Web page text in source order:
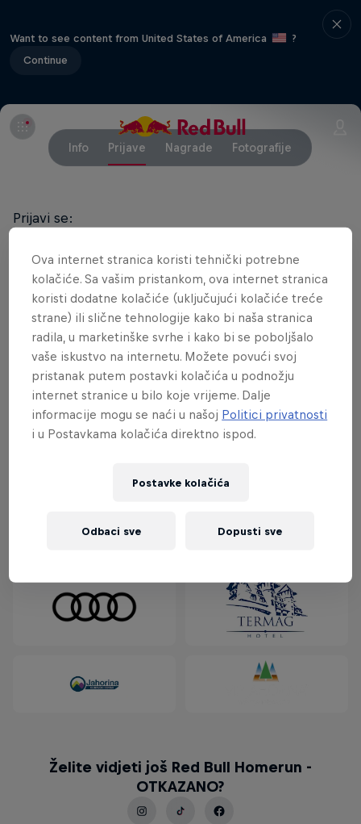
Want to see content from United States of America
?
Continue
Info Prijave Nagrade Fotografije
Prijavi se:
odmah, na mailhomerun@jahorina.orgili 066
000 220 (062 344 782)
na dan trke od 11 do 14 sati u Red Bull šatoru
ispred Hotela Termag na Jahorini
Potrebni podaci za prijavu:
Ime i prezime
Godina rođenja
Partneri
Želite vidjeti još Red Bull Homerun -
OTKAZANO?
Ova internet stranica koristi tehnički potrebne
kolačiće. Sa vašim pristankom, ova internet stranica
koristi dodatne kolačiće (uključujući kolačiće treće
strane) ili slične tehnologije kako bi naša stranica
radila, u marketinške svrhe i kako bi se poboljšalo
vaše iskustvo na internetu. Možete povući svoj
pristanak putem postavki kolačića u podnožju
internet stranice u bilo koje vrijeme. Dalje
informacije mogu se naći u našoj Politici privatnosti
i u Postavkama kolačića direktno ispod.
Postavke kolačića
Odbaci sve Dopusti sve